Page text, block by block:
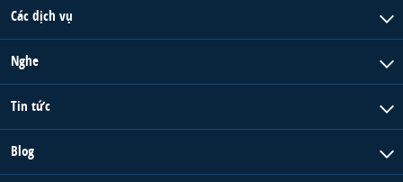
Các dịch vụ
Nghe
Tin tức
Blog